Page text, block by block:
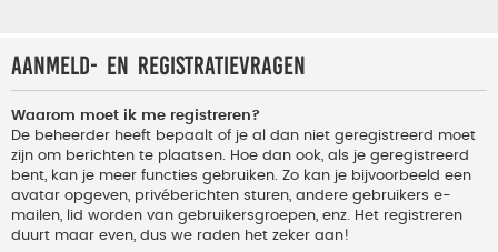
Aanmeld- en registratievragen
Waarom moet ik me registreren?
De beheerder heeft bepaalt of je al dan niet geregistreerd moet
zijn om berichten te plaatsen. Hoe dan ook, als je geregistreerd
bent, kan je meer functies gebruiken. Zo kan je bijvoorbeeld een
avatar opgeven, privéberichten sturen, andere gebruikers e-
mailen, lid worden van gebruikersgroepen, enz. Het registreren
duurt maar even, dus we raden het zeker aan!